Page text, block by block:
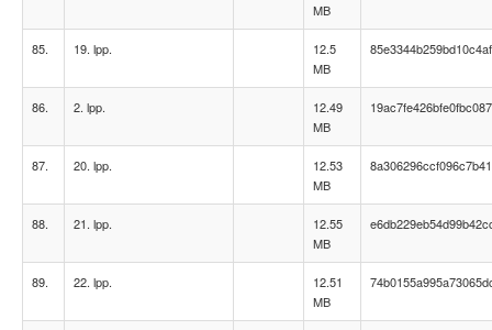
MB
85. 19. lpp.
12.5
MB
86. 2. lpp.
12.49
MB
87. 20. lpp.
12.53
MB
88. 21. lpp.
12.55
MB
89. 22. lpp.
12.51
MB